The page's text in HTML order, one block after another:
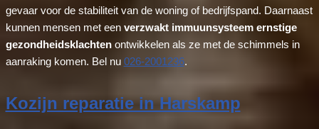
gevaar voor de stabiliteit van de woning of bedrijfspand. Daarnaast
kunnen mensen met een verzwakt immuunsysteem ernstige
gezondheidsklachten ontwikkelen als ze met de schimmels in
aanraking komen. Bel nu 026-2001236.
Kozijn reparatie in Harskamp